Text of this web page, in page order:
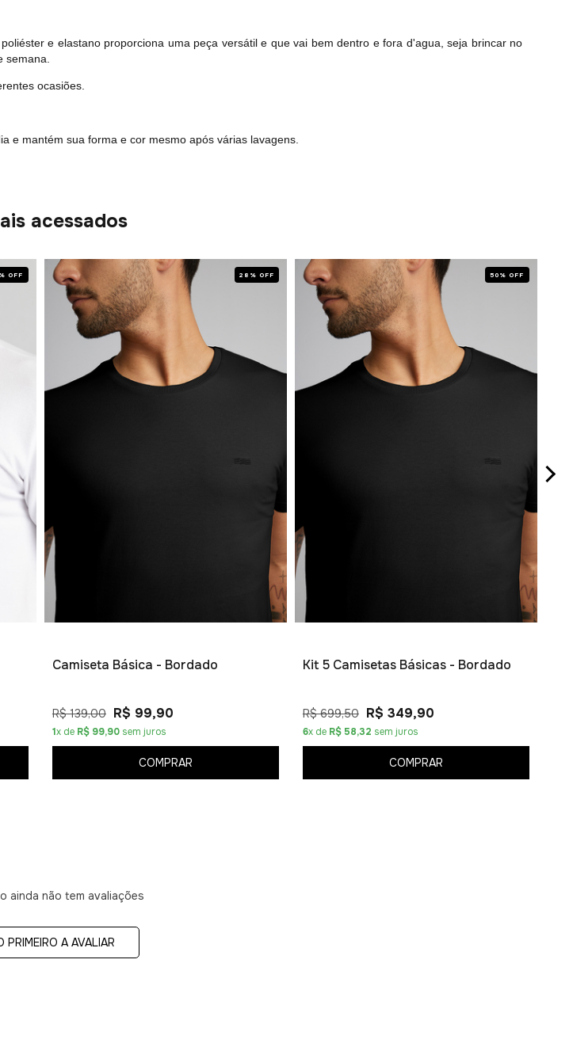
e elastano proporciona uma peça versátil e que vai bem dentro e fora d'agua, seja brincar no
semana.
ocasiões.
e mantém sua forma e cor mesmo após várias lavagens.
acessados
OFF 28% OFF
Camiseta Básica - Bordado
R$ 139,00 R$ 99,90
1x de R$ 99,90sem juros
COMPRAR
50% OFF
Kit 5 Camisetas Básicas - Bordado
R$ 699,50 R$ 349,90
6x de R$ 58,32 sem juros
COMPRAR
ainda não tem avaliações
PRIMEIRO A AVALIAR